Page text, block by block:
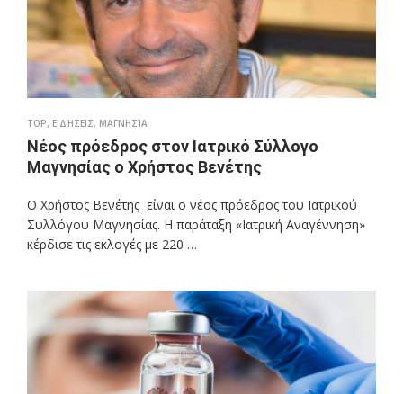
TOP, ΕΙΔΉΣΕΙΣ, ΜΑΓΝΗΣΊΑ
Νέος πρόεδρος στον Ιατρικό Σύλλογο
Μαγνησίας ο Χρήστος Βενέτης
Ο Χρήστος Βενέτης είναι ο νέος πρόεδρος του Ιατρικού
Συλλόγου Μαγνησίας. Η παράταξη «Ιατρική Αναγέννηση»
κέρδισε τις εκλογές με 220 …